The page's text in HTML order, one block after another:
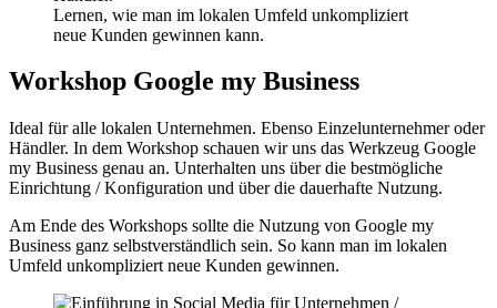
Lernen, wie man im lokalen Umfeld unkompliziert
neue Kunden gewinnen kann.
Workshop Google my Business
Ideal für alle lokalen Unternehmen. Ebenso Einzelunternehmer oder
Händler. In dem Workshop schauen wir uns das Werkzeug Google
my Business genau an. Unterhalten uns über die bestmögliche
Einrichtung / Konfiguration und über die dauerhafte Nutzung.
Am Ende des Workshops sollte die Nutzung von Google my
Business ganz selbstverständlich sein. So kann man im lokalen
Umfeld unkompliziert neue Kunden gewinnen.